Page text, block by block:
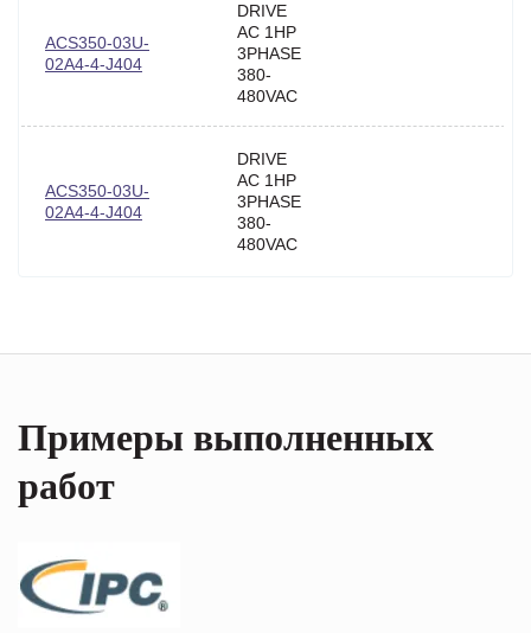
ACS350-03U-
02A4-4-J404
DRIVE
AC 1HP
3PHASE
380-
480VAC
ACS350-03U-
02A4-4-J404
DRIVE
AC 1HP
3PHASE
380-
480VAC
Примеры выполненных
работ